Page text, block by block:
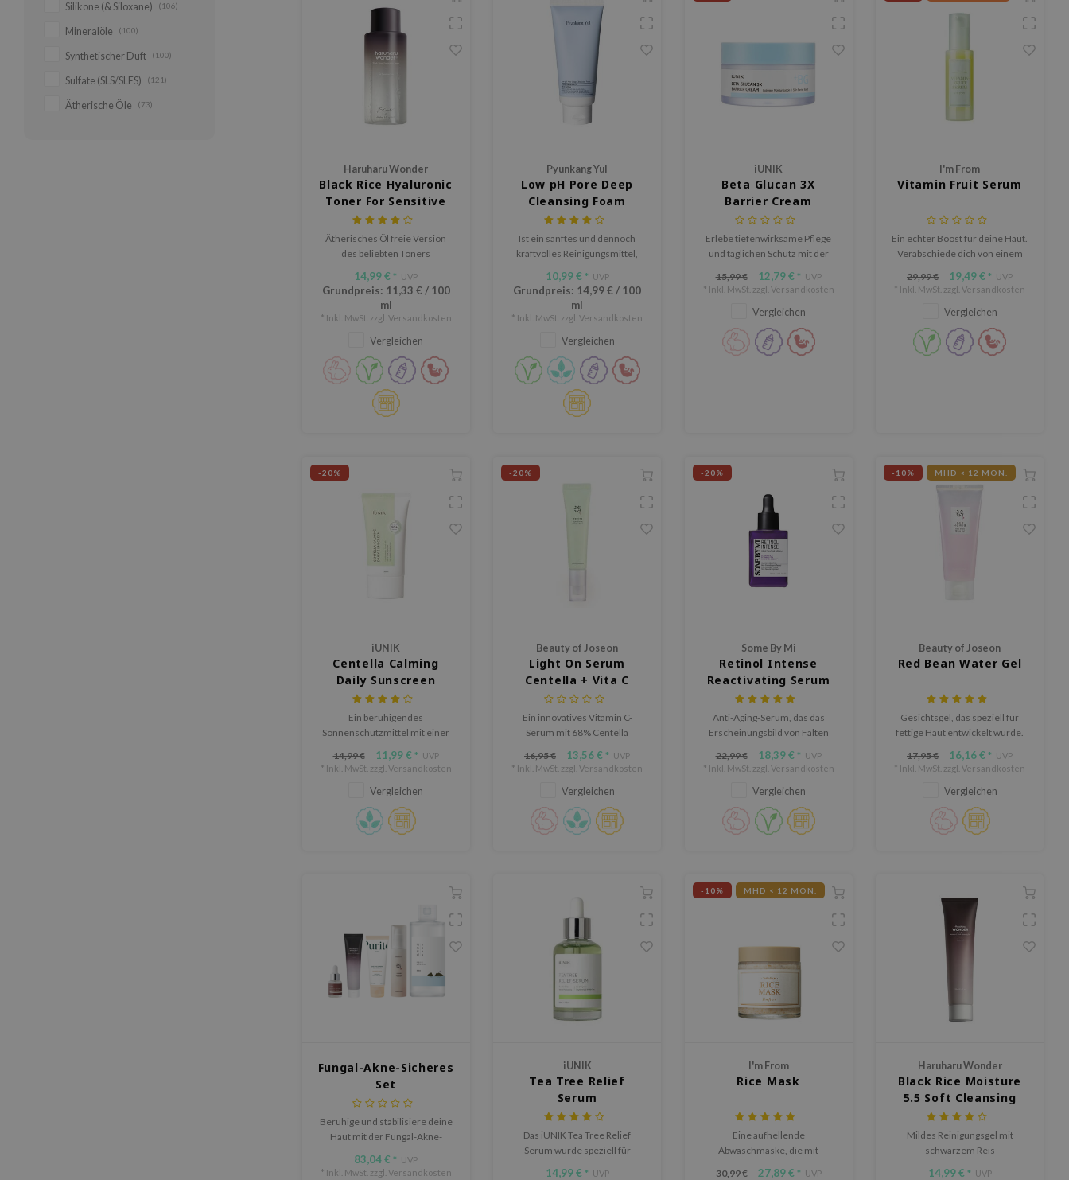
Silikone (& Siloxane) (106)
Mineralöle (100)
Synthetischer Duft (100)
Sulfate (SLS/SLES) (121)
Ätherische Öle (73)
Haruharu Wonder
Black Rice Hyaluronic
Toner For Sensitive
Skin
Ätherisches Öl freie Version
des beliebten Toners
14,99 € * UVP
Grundpreis: 11,33 €/ 100
ml
* Inkl. MwSt. zzgl. Versandkosten
Vergleichen
Pyunkang Yul
Low pH Pore Deep
Cleansing Foam
Ist ein sanftes und dennoch
kraftvolles Reinigungsmittel,
mit Feuchtigkeit versorgt macht
10,99 € * UVP
Grundpreis: 14,99 €/ 100
ml
* Inkl. MwSt. zzgl. Versandkosten
Vergleichen
iUNIK
Beta Glucan 3X
Barrier Cream
Erlebe tiefenwirksame Pflege
und täglichen Schutz mit der
Cream – eine reichhaltige, aber
Stärkung der Hautbarriere und
für langanhaltende Hydratation.
15,99 € 12,79 € * UVP
* Inkl. MwSt. zzgl. Versandkosten
Vergleichen
I'm From
Vitamin Fruit Serum
Ein echter Boost für deine Haut.
Verabschiede dich von einem
29,99 € 19,49 € * UVP
* Inkl. MwSt. zzgl. Versandkosten
Vergleichen
-20%
iUNIK
Centella Calming
Daily Sunscreen
SPF50+ PA++++
Ein beruhigendes
Sonnenschutzmittel mit einer
chemischen Filtern schützt.
14,99 € 11,99 € * UVP
* Inkl. MwSt. zzgl. Versandkosten
Vergleichen
-20%
Beauty of Joseon
Light On Serum
Centella + Vita C
Ein innovatives Vitamin C-
Serum mit 68% Centella
und beruhigende Wirkung.
16,95 € 13,56 € * UVP
* Inkl. MwSt. zzgl. Versandkosten
Vergleichen
-20%
Some By Mi
Retinol Intense
Reactivating Serum
Anti-Aging-Serum, das das
Erscheinungsbild von Falten
geschädigte Haut repariert. Es
und macht sie weich.
22,99 € 18,39 € * UVP
* Inkl. MwSt. zzgl. Versandkosten
Vergleichen
-10% MHD < 12 MON.
Beauty of Joseon
Red Bean Water Gel
Gesichtsgel, das speziell für
fettige Haut entwickelt wurde.
17,95 €
16,16 € * UVP
* Inkl. MwSt. zzgl. Versandkosten
Vergleichen
Fungal-Akne-Sicheres
Set
Beruhige und stabilisiere deine
Haut mit der Fungal-Akne-
fünfstufigen Routine mit
83,04 € * UVP
* Inkl. MwSt. zzgl. Versandkosten
iUNIK
Tea Tree Relief
Serum
Das iUNIK Tea Tree Relief
Serum wurde speziell für
14,99 € * UVP
-10% MHD < 12 MON.
I'm From
Rice Mask
Eine aufhellende
Abwaschmaske, die mit
30,99 € 27,89 € * UVP
Haruharu Wonder
Black Rice Moisture
5.5 Soft Cleansing
Gel
Mildes Reinigungsgel mit
schwarzem Reis
14,99 € * UVP